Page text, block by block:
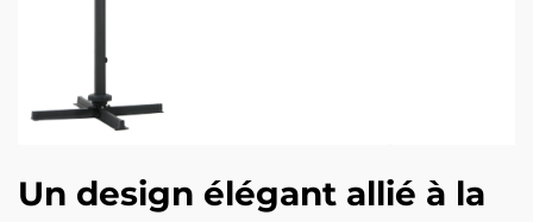
Un design élégant allié à la